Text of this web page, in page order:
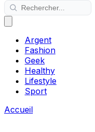
Argent
Fashion
Geek
Healthy
Lifestyle
Sport
Accueil